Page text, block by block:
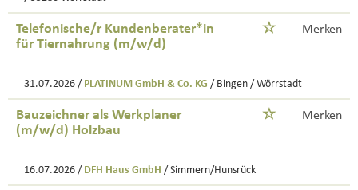
Telefonische/r Kundenberater*in
für Tiernahrung (m/w/d)
Merken
31.07.2026 / PLATINUM GmbH & Co. KG / Bingen / Wörrstadt
Bauzeichner als Werkplaner
(m/w/d) Holzbau
Merken
16.07.2026 / DFH Haus GmbH / Simmern/Hunsrück